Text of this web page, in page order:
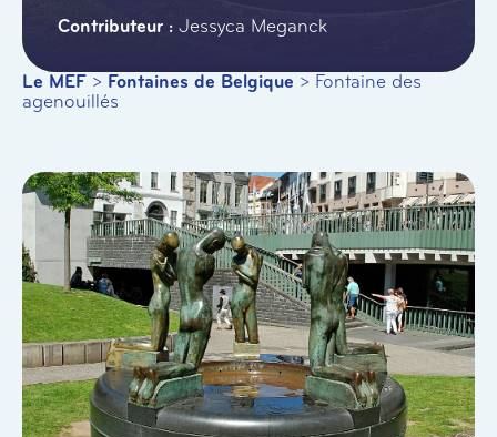
Jessyca Meganck
Le MEF > Fontaines de Belgique > Fontaine des
agenouillés